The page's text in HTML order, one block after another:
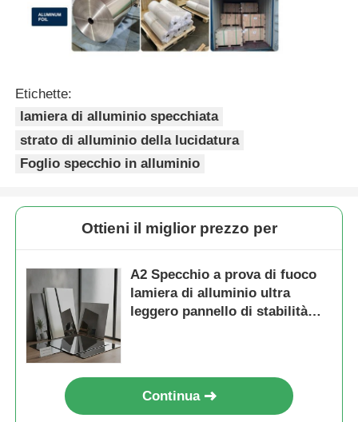
Etichette:
lamiera di alluminio specchiata
strato di alluminio della lucidatura
Foglio specchio in alluminio
Ottieni il miglior prezzo per
A2 Specchio a prova di fuoco
lamiera di alluminio ultra
leggero pannello di stabilità
Continua